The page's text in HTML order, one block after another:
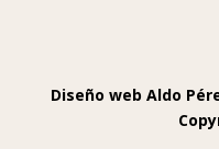
Diseño web Aldo